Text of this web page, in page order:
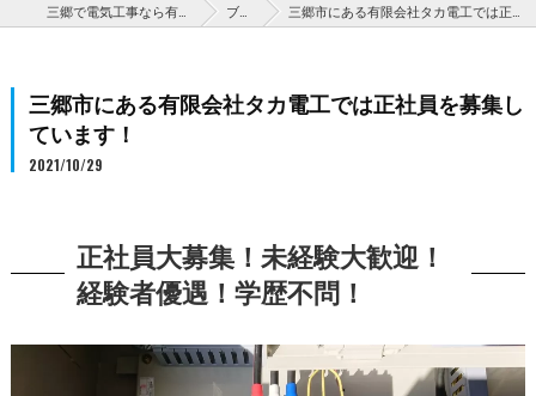
三郷で電気工事なら有限会社タカ電工 ブログ 三郷市にある有限会社タカ電工では正社員を募集しています！
三郷市にある有限会社タカ電工では正社員を募集し
ています！
2021/10/29
正社員大募集！未経験大歓迎！
経験者優遇！学歴不問！